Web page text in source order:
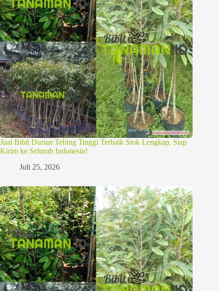
Jual Bibit Durian Tebing Tinggi Terbaik Stok Lengkap, Siap
Kirim ke Seluruh Indonesia!
Juli 25, 2026